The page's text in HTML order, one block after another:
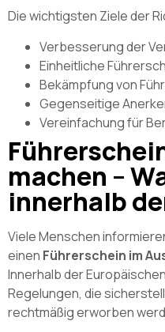
Die wichtigsten Ziele der
Verbesserung der
Einheitliche
Bekämpfung von
Gegenseitige
Vereinfachung für
machen –
innerhalb
Viele Menschen
einen Führerschein im
Innerhalb der
Regelungen, die
rechtmäßig erworben